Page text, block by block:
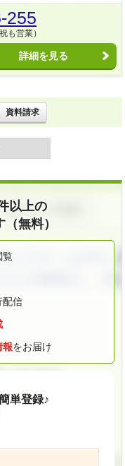
255
も営業）
詳細を見る
資料請求
以上の
無料）
覧
配信
報をお届け
単登録♪